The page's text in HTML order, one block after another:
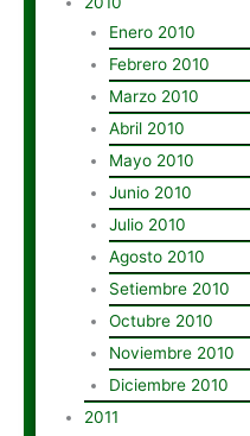
Enero 2010
Febrero 2010
Marzo 2010
Abril 2010
Mayo 2010
Junio 2010
Julio 2010
Agosto 2010
Setiembre 2010
Octubre 2010
Noviembre 2010
Diciembre 2010
2011